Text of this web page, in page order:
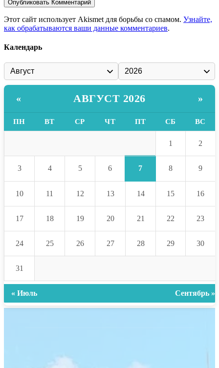
Этот сайт использует Akismet для борьбы со спамом. Узнайте,
как обрабатываются ваши данные комментариев.
Календарь
« АВГУСТ 2026 »
ПН ВТ СР ЧТ ПТ СБ ВС
1 2
3 4 5 6 7 8 9
10 11 12 13 14 15 16
17 18 19 20 21 22 23
24 25 26 27 28 29 30
31
« Июль Сентябрь »